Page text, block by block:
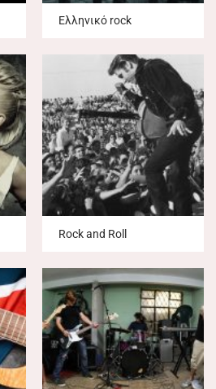
Ελληνικό rock
Rock and Roll